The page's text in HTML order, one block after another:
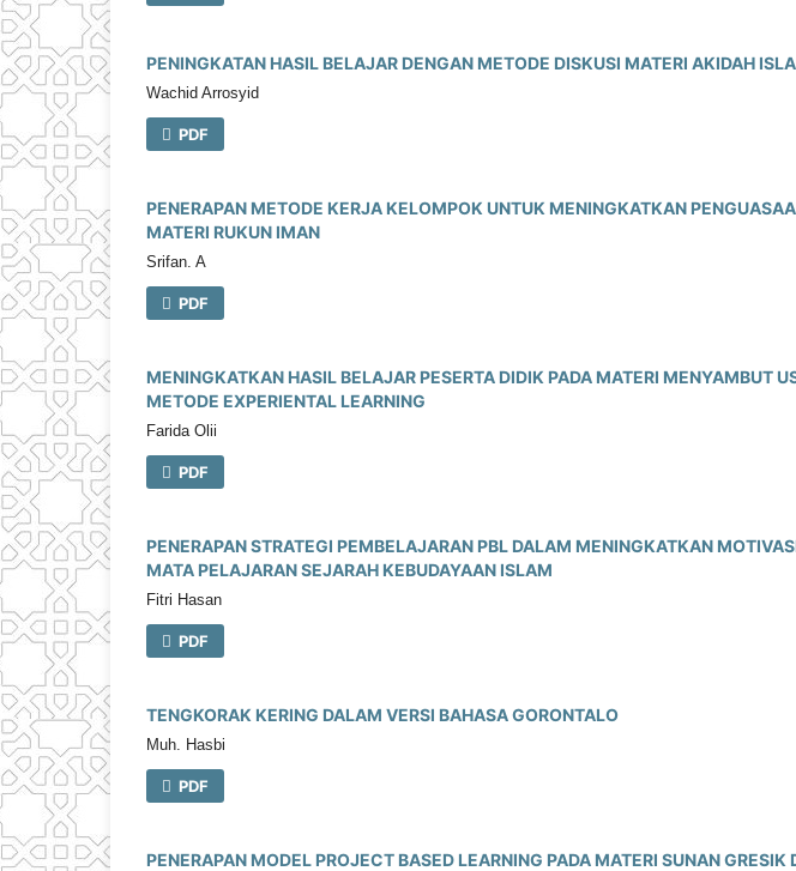
PENINGKATAN HASIL BELAJAR DENGAN METODE DISKUSI MATERI AKIDAH
Wachid Arrosyid
PDF
PENERAPAN METODE KERJA KELOMPOK UNTUK MENINGKATKAN
MATERI RUKUN IMAN
Srifan. A
PDF
MENINGKATKAN HASIL BELAJAR PESERTA DIDIK PADA MATERI MENYAMBUT
METODE EXPERIENTAL LEARNING
Farida Olii
PDF
PENERAPAN STRATEGI PEMBELAJARAN PBL DALAM MENINGKATKAN
MATA PELAJARAN SEJARAH KEBUDAYAAN ISLAM
Fitri Hasan
PDF
TENGKORAK KERING DALAM VERSI BAHASA GORONTALO
Muh. Hasbi
PDF
PENERAPAN MODEL PROJECT BASED LEARNING PADA MATERI SUNAN